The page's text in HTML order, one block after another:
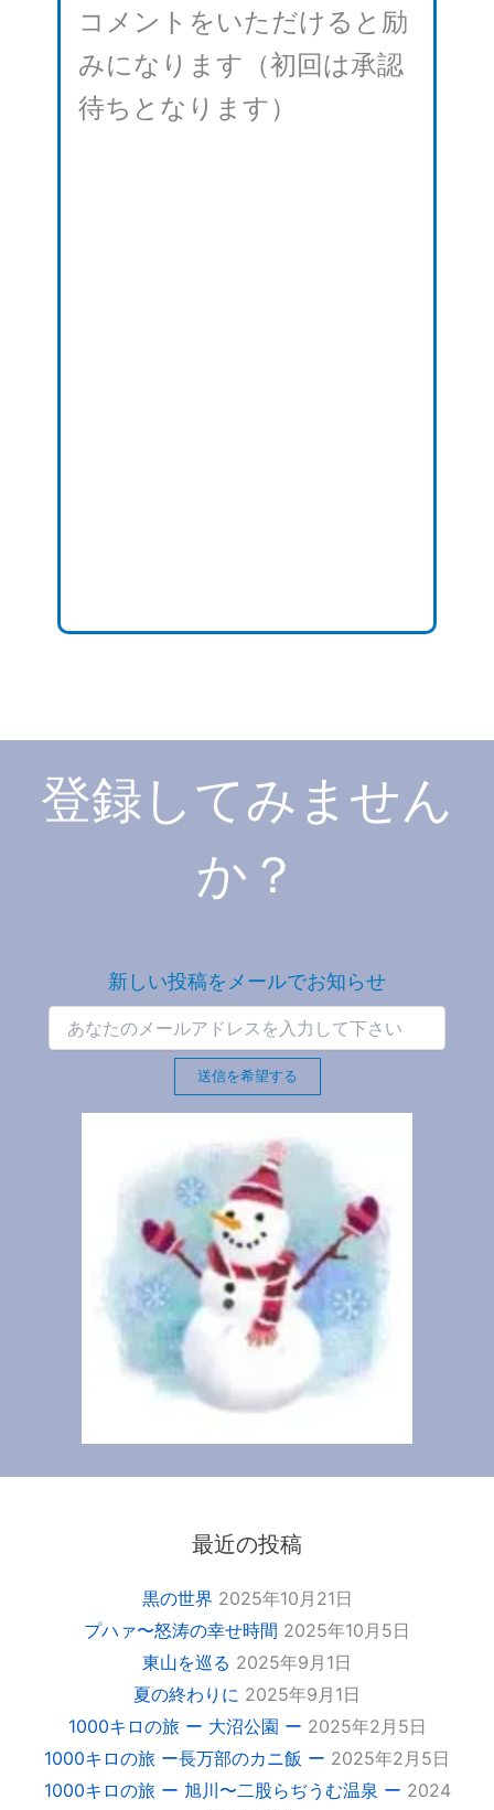
コメントをいただけると励
みになります（初回は承認
待ちとなります）
登録してみません
か？
新しい投稿をメールでお知らせ
送信を希望する
最近の投稿
黒の世界 2025年10月21日
プハァ〜怒涛の幸せ時間 2025年10月5日
東山を巡る 2025年9月1日
夏の終わりに 2025年9月1日
1000キロの旅 ー 大沼公園 ー 2025年2月5日
1000キロの旅 ー長万部のカニ飯 ー 2025年2月5日
1000キロの旅 ー 旭川〜二股らぢうむ温泉 ー 2024